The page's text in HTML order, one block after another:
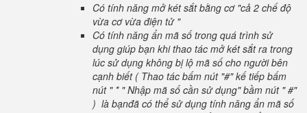
Có tính năng mở két sắt bằng cơ "cả 2 chế độ
vừa cơ vừa điện tử "
Có tính năng ẩn mã số trong quá trình sử
dụng giúp bạn khi thao tác mở két sắt ra trong
lúc sử dụng không bị lộ mã số cho người bên
cạnh biết ( Thao tác bấm nút "#" kế tiếp bấm
nút " * " Nhập mã số cần sử dụng" bầm nút " #"
) là bạnđã có thể sử dụng tính năng ẩn mã số